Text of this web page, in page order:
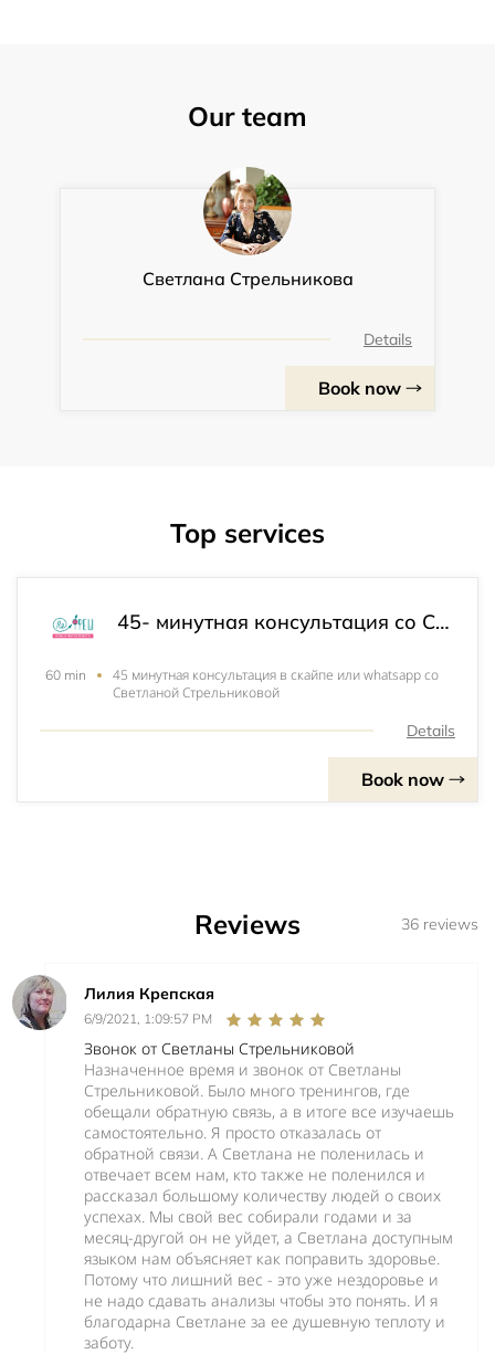
Our team
Светлана Стрельникова
Details
Book now
Top services
45- минутная консультация со Светланой Стрельниковой. Светлана - врач, food - коуч, эксперт по диетологии Российского Общества антивозрастной медицины.
60 min
45 минутная консультация в скайпе или whatsapp со
Светланой Стрельниковой
Details
Book now
Reviews 36 reviews
Лилия Крепская
6/9/2021, 1:09:57 PM
Звонок от Светланы Стрельниковой
Назначенное время и звонок от Светланы
Стрельниковой. Было много тренингов, где
обещали обратную связь, а в итоге все изучаешь
самостоятельно. Я просто отказалась от
обратной связи. А Светлана не поленилась и
отвечает всем нам, кто также не поленился и
рассказал большому количеству людей о своих
успехах. Мы свой вес собирали годами и за
месяц-другой он не уйдет, а Светлана доступным
языком нам объясняет как поправить здоровье.
Потому что лишний вес - это уже нездоровье и
не надо сдавать анализы чтобы это понять. И я
благодарна Светлане за ее душевную теплоту и
заботу.